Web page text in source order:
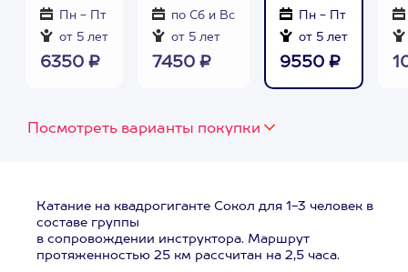
Пн - Пт
от 5 лет
6350 ₽
по Сб и Вс
от 5 лет
7450 ₽
Пн - Пт
от 5 лет
9550 ₽
Посмотреть варианты покупки
Катание на квадрогиганте Сокол для 1-3 человек в
составе группы
в сопровождении инструктора. Маршрут
протяженностью 25 км рассчитан на 2,5 часа.